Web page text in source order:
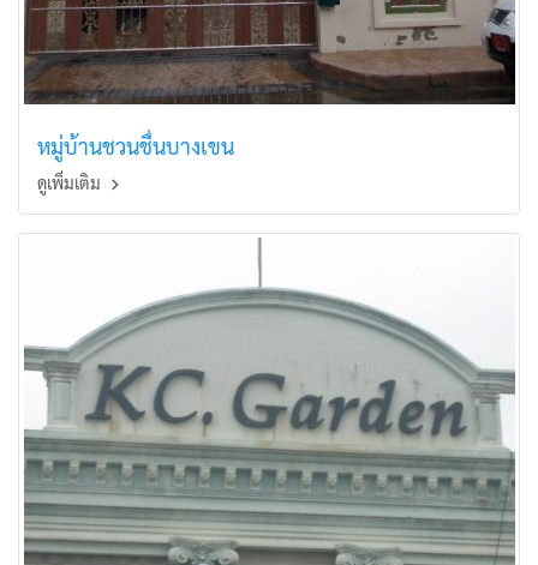
หมู่บ้านชวนชื่นบางเขน
ดูเพิ่มเติม